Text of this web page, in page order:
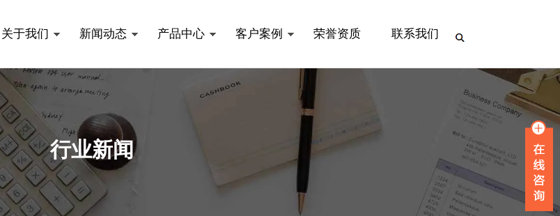
关于我们 新闻动态 产品中心 客户案例 荣誉资质 联系我们
行业新闻